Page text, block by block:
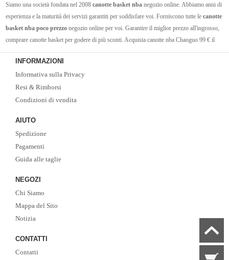
Siamo una società fondata nel 2008 canotte basket nba negozio online. Abbiamo anni di
esperienza e la maturità dei servizi garantiti per soddisfare voi. Forniscono tutte le canotte
basket nba poco prezzo negozio online per voi. Garantire il miglior prezzo all'ingrosso,
comprare canotte basket per godere di più sconti. Acquista canotte nba Chaoguo 99 € il
trasporto libero.Vi auguro un acquisto felice!
INFORMAZIONI
Informativa sulla Privacy
Resi & Rimborsi
Condizioni di vendita
AIUTO
Spedizione
Pagamenti
Guida alle taglie
NEGOZI
Chi Siamo
Mappa del Sito
Notizia
CONTATTI
Contatti